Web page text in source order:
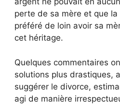
perte de sa mère et que
préféré de loin avoir sa
cet héritage.
Quelques commentaires
solutions plus drastiques,
suggérer le divorce,
agi de manière